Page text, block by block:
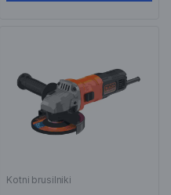
Kotni brusilniki